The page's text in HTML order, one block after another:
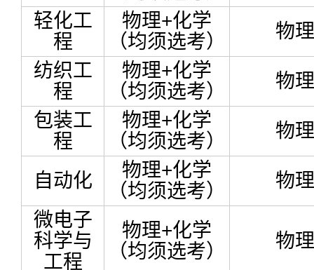
轻化工
程
物理+化学
（均须选考）
物理
纺织工
程
物理+化学
（均须选考）
物理
包装工
程
物理+化学
（均须选考）
物理
自动化
物理+化学
（均须选考）
物理
微电子
科学与
工程
物理+化学
（均须选考）
物理